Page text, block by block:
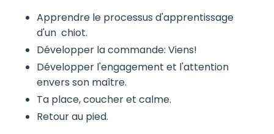
Apprendre le processus d'apprentissage
d'un chiot.
Développer la commande: Viens!
Développer l'engagement et l'attention
envers son maître.
Ta place, coucher et calme.
Retour au pied.